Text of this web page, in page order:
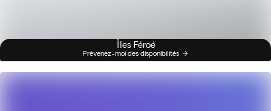
Îles Féroé
Prévenez-moi des disponibilités